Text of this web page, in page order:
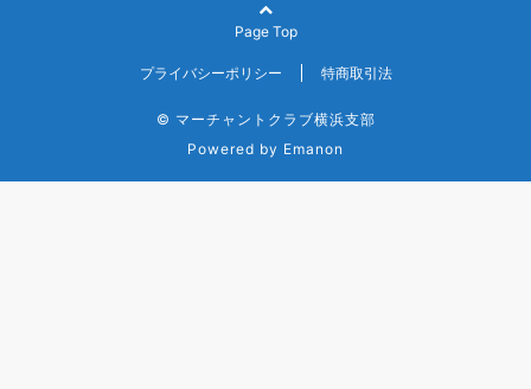
Page Top
プライバシーポリシー 特商取引法
© マーチャントクラブ横浜支部
Powered by Emanon